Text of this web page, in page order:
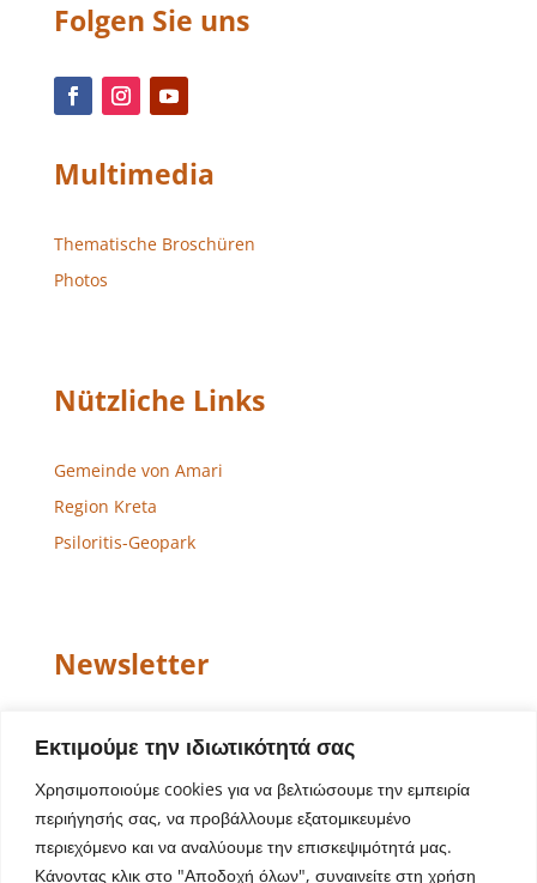
Εκτιμούμε την ιδιωτικότητά σας
Χρησιμοποιούμε cookies για να βελτιώσουμε την εμπειρία
περιήγησής σας, να προβάλλουμε εξατομικευμένο
περιεχόμενο και να αναλύουμε την επισκεψιμότητά μας.
Κάνοντας κλικ στο "Αποδοχή όλων", συναινείτε στη χρήση
Folgen Sie uns
Multimedia
Thematische Broschüren
Photos
Nützliche Links
Gemeinde von Amari
Region Kreta
Psiloritis-Geopark
Newsletter